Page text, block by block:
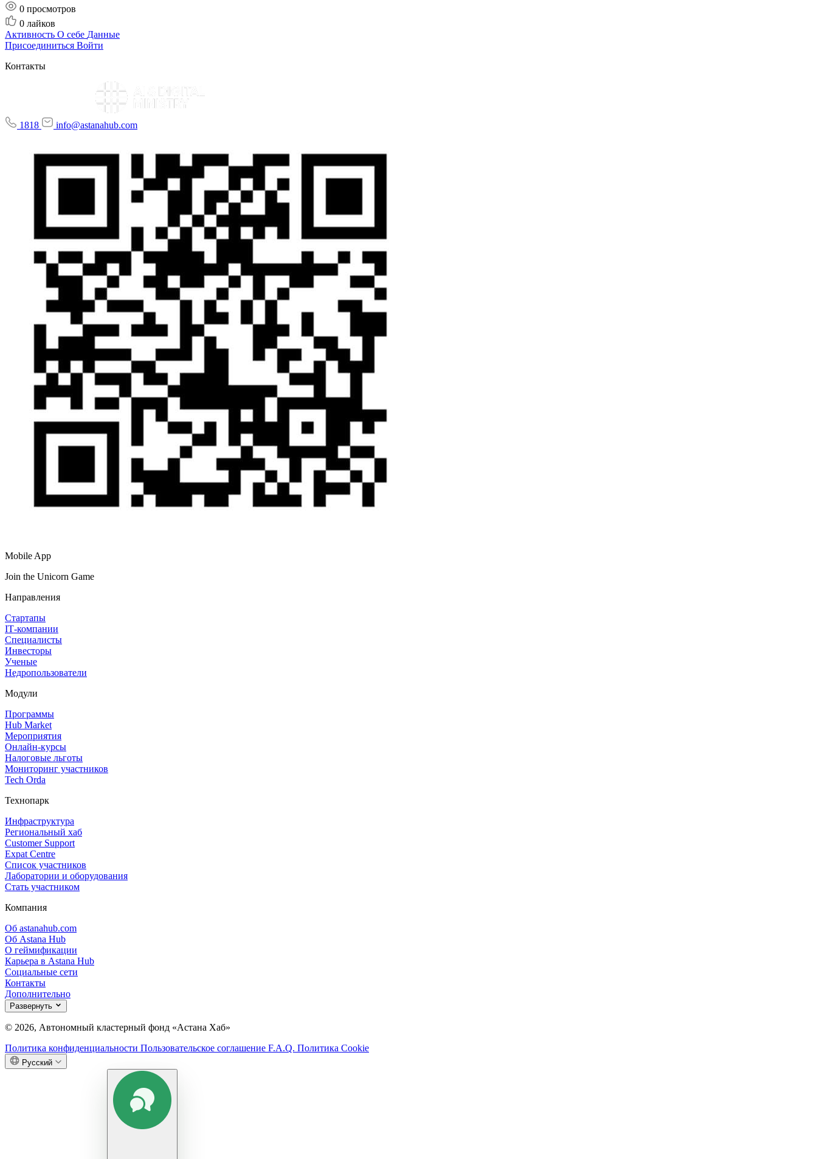
0 просмотров
0 лайков
Активность О себе Данные
Присоединиться Войти
Контакты
1818 info@astanahub.com
Mobile App
Join the Unicorn Game
Направления
Стартапы
IT‑компании
Специалисты
Инвесторы
Ученые
Недропользователи
Модули
Программы
Hub Market
Мероприятия
Онлайн‑курсы
Налоговые льготы
Мониторинг участников
Tech Orda
Технопарк
Инфраструктура
Региональный хаб
Customer Support
Expat Centre
Список участников
Лаборатории и оборудования
Стать участником
Компания
Об astanahub.com
Об Astana Hub
О геймификации
Карьера в Astana Hub
Социальные сети
Контакты
Дополнительно
Развернуть
© 2026, Автономный кластерный фонд «Астана Хаб»
Политика конфиденциальности Пользовательское соглашение F.A.Q. Политика Cookie
Русский